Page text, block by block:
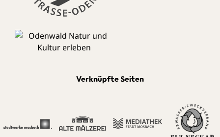
Verknüpfte Seiten